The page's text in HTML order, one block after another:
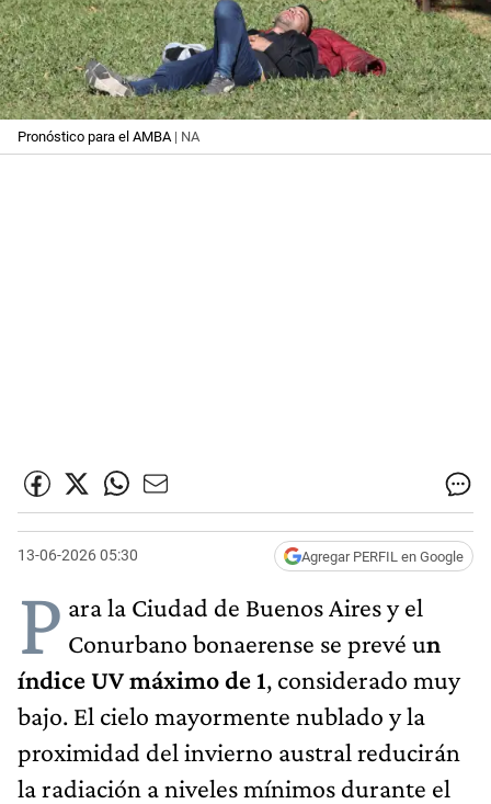
Pronóstico para el AMBA | NA
13-06-2026 05:30 Agregar PERFIL en Google
P ara la Ciudad de Buenos Aires y el
Conurbano bonaerense se prevé un
índice UV máximo de 1, considerado muy
bajo. El cielo mayormente nublado y la
proximidad del invierno austral reducirán
la radiación a niveles mínimos durante el